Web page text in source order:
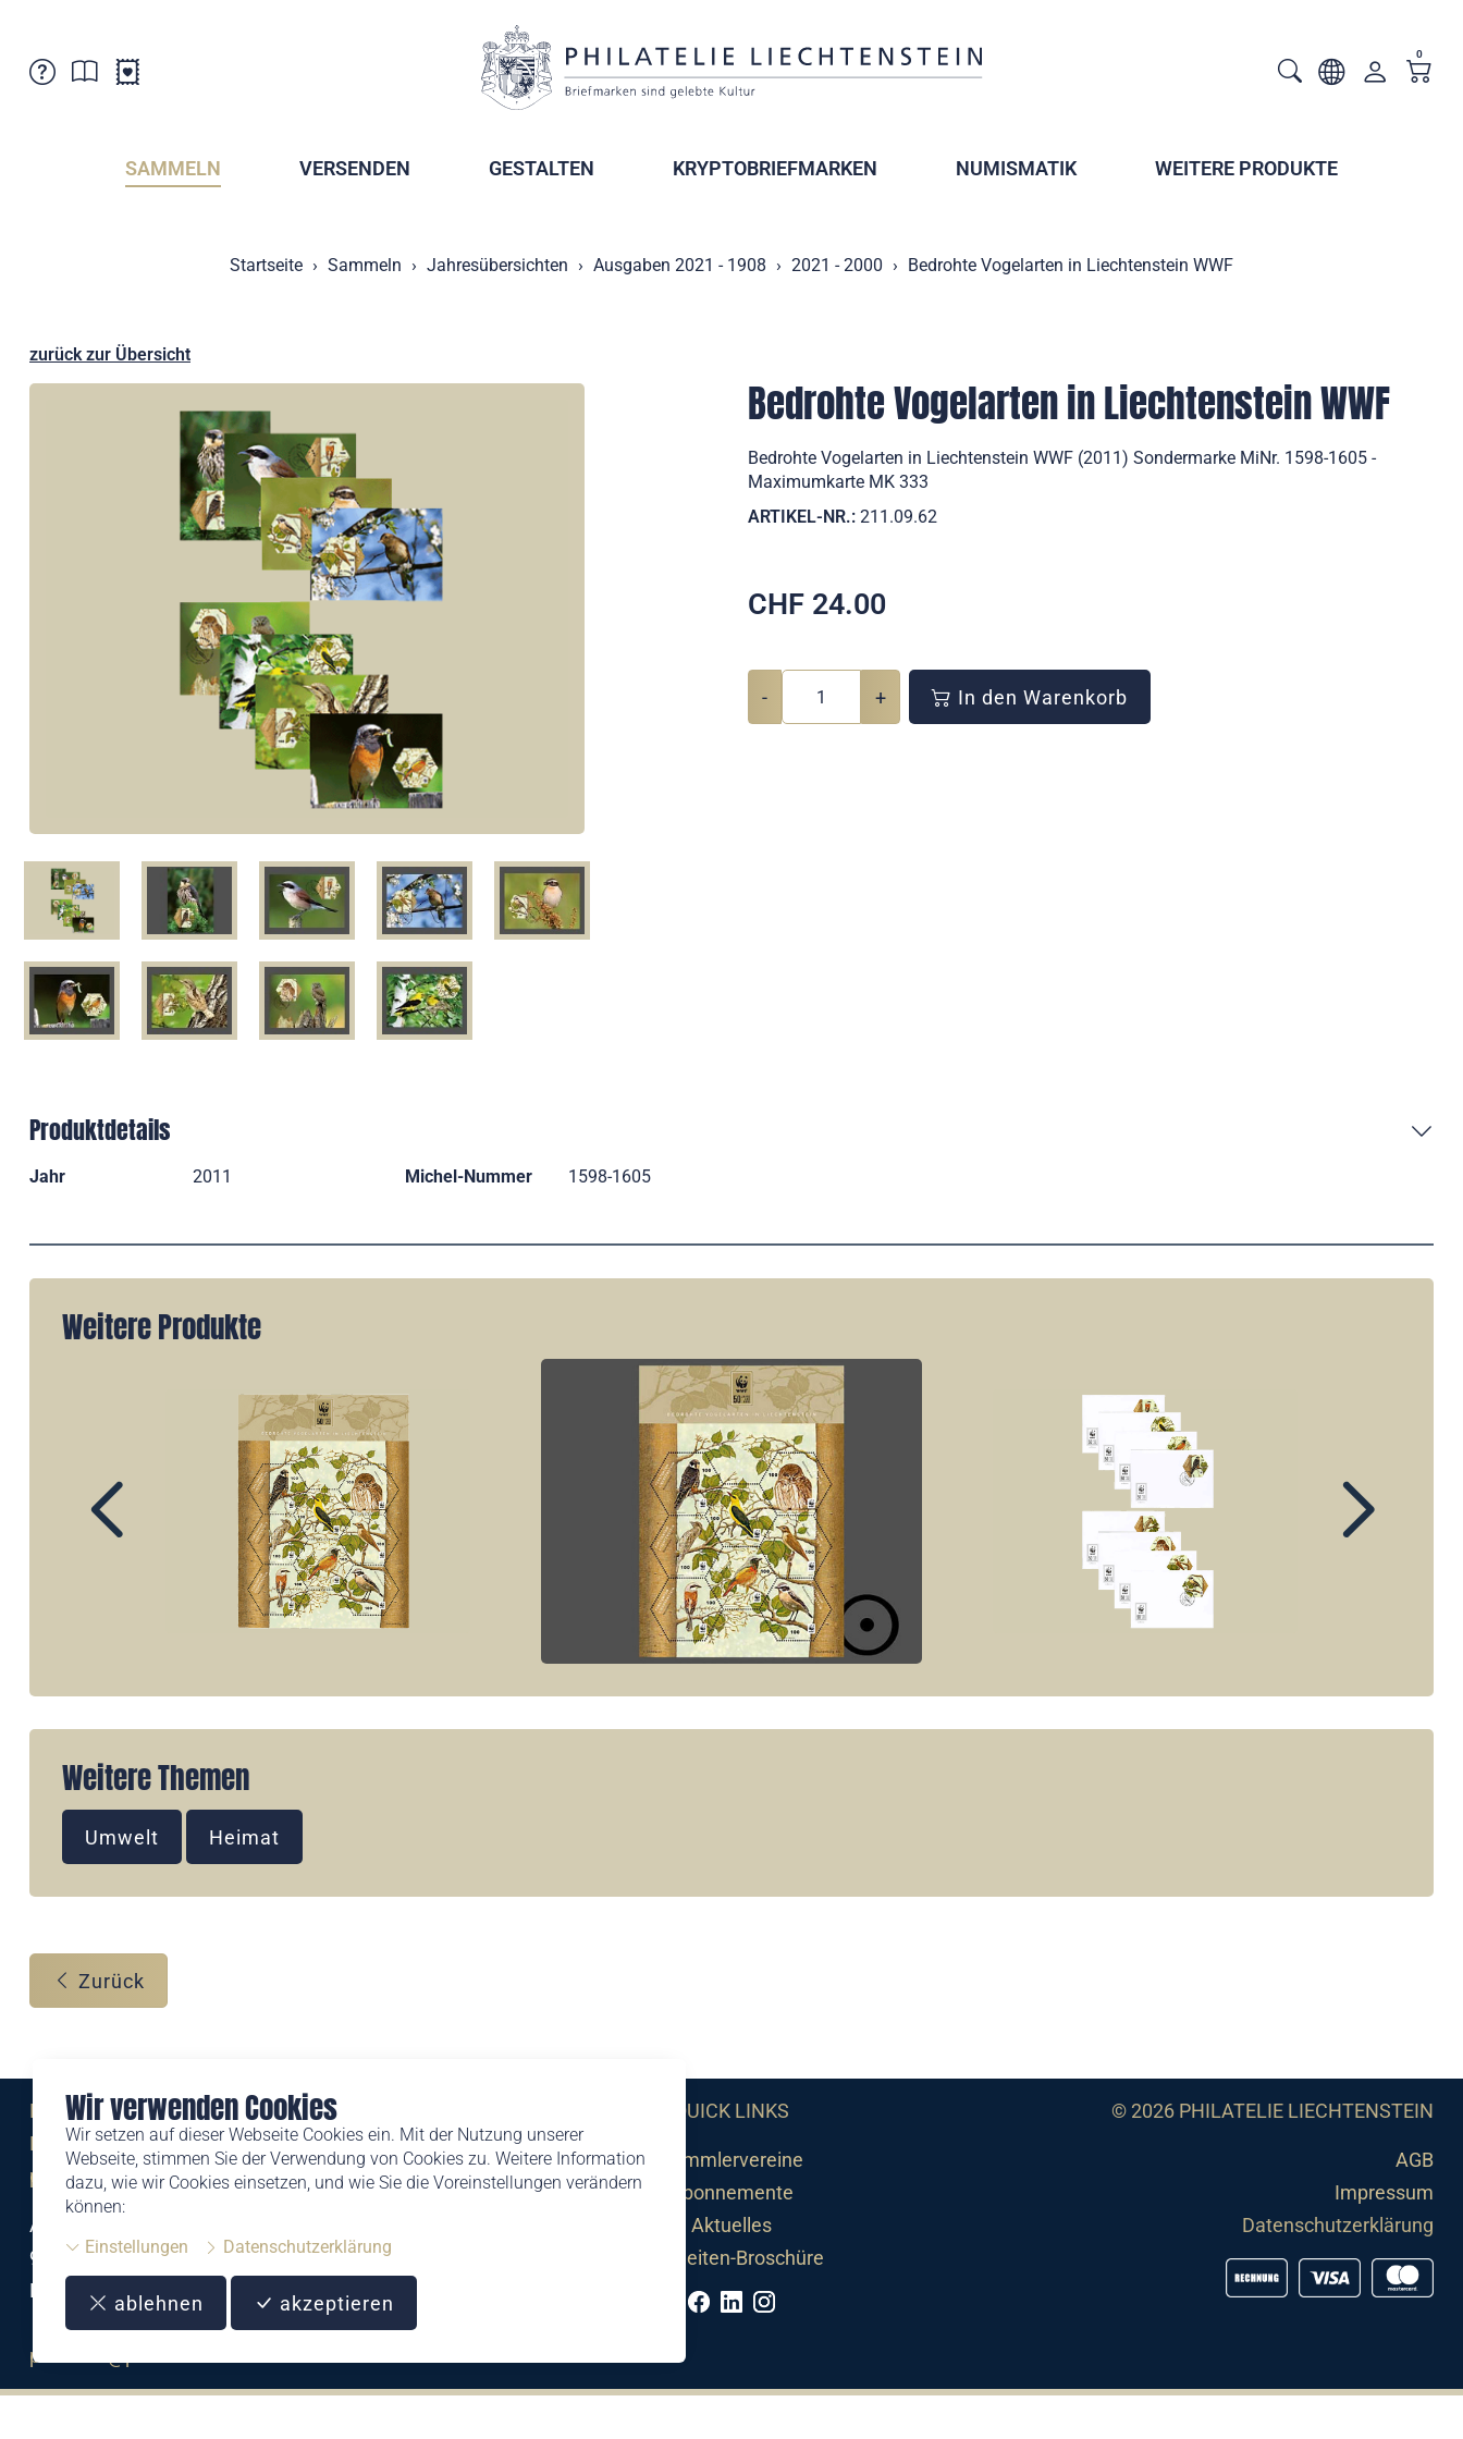
Wir verwenden Cookies
Wir setzen auf dieser Webseite Cookies ein. Mit der Nutzung unserer
Webseite, stimmen Sie der Verwendung von Cookies zu. Weitere Information
dazu, wie wir Cookies einsetzen, und wie Sie die Voreinstellungen verändern
können:
Einstellungen
Datenschutzerklärung
ablehnen akzeptieren
Verkaufsstellen
Postcrossing
Abonnemente
0
SAMMELN VERSENDEN GESTALTEN KRYPTOBRIEFMARKEN NUMISMATIK WEITERE PRODUKTE
Startseite Sammeln Jahresübersichten Ausgaben 2021 - 1908 2021 - 2000 Bedrohte Vogelarten in Liechtenstein WWF
zurück zur Übersicht
Bedrohte Vogelarten in Liechtenstein WWF
Bedrohte Vogelarten in Liechtenstein WWF (2011) Sondermarke MiNr. 1598-1605 -
Maximumkarte MK 333
ARTIKEL-NR.: 211.09.62
CHF 24.00
- + In den Warenkorb
Produktdetails
Jahr 2011 Michel-Nummer 1598-1605
Weitere Produkte
Weitere Themen
Umwelt Heimat
Zurück
Eine Marke der
Liechtensteinischen Post AG
post.li
Alte Zollstrasse 11
9494 Schaan
Liechtenstein
T +423 399 44 66
philatelie@post.li
QUICK LINKS
Sammlervereine
Abonnemente
Aktuelles
Neuheiten-Broschüre
© 2026 PHILATELIE LIECHTENSTEIN
AGB
Impressum
Datenschutzerklärung